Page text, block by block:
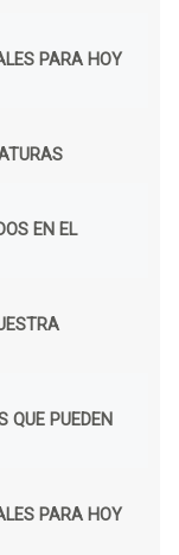
PARA HOY
EN EL
QUE PUEDEN
PARA HOY